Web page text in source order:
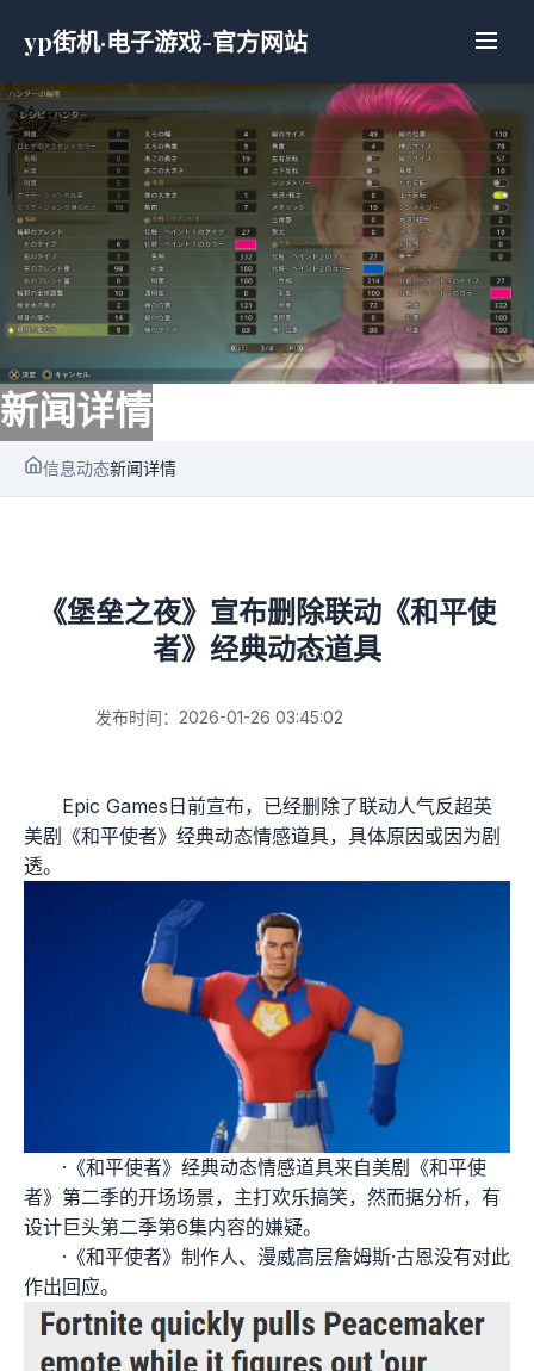
yp街机·电子游戏-官方网站
新闻详情
信息动态新闻详情
《堡垒之夜》宣布删除联动《和平使
者》经典动态道具
发布时间：2026-01-26 03:45:02
Epic Games日前宣布，已经删除了联动人气反超英
美剧《和平使者》经典动态情感道具，具体原因或因为剧
透。
·《和平使者》经典动态情感道具来自美剧《和平使
者》第二季的开场场景，主打欢乐搞笑，然而据分析，有
设计巨头第二季第6集内容的嫌疑。
·《和平使者》制作人、漫威高层詹姆斯·古恩没有对此
作出回应。